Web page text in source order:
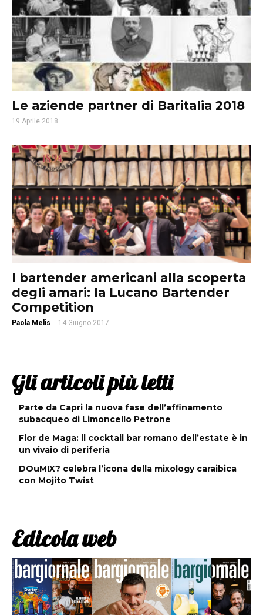
Le aziende partner di Baritalia 2018
19 Aprile 2018
I bartender americani alla scoperta
degli amari: la Lucano Bartender
Competition
Paola Melis - 14 Giugno 2017
Gli articoli più letti
Parte da Capri la nuova fase dell’affinamento
subacqueo di Limoncello Petrone
Flor de Maga: il cocktail bar romano dell’estate è in
un vivaio di periferia
DOuMIX? celebra l’icona della mixology caraibica
con Mojito Twist
Edicola web